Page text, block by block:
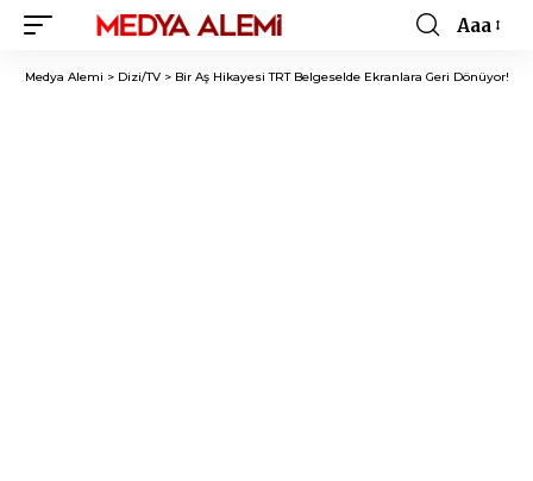
Font
Resizer
Aaa
Medya Alemi > Dizi/TV> Bir Aş Hikayesi TRT Belgeselde Ekranlara Geri Dönüyor!